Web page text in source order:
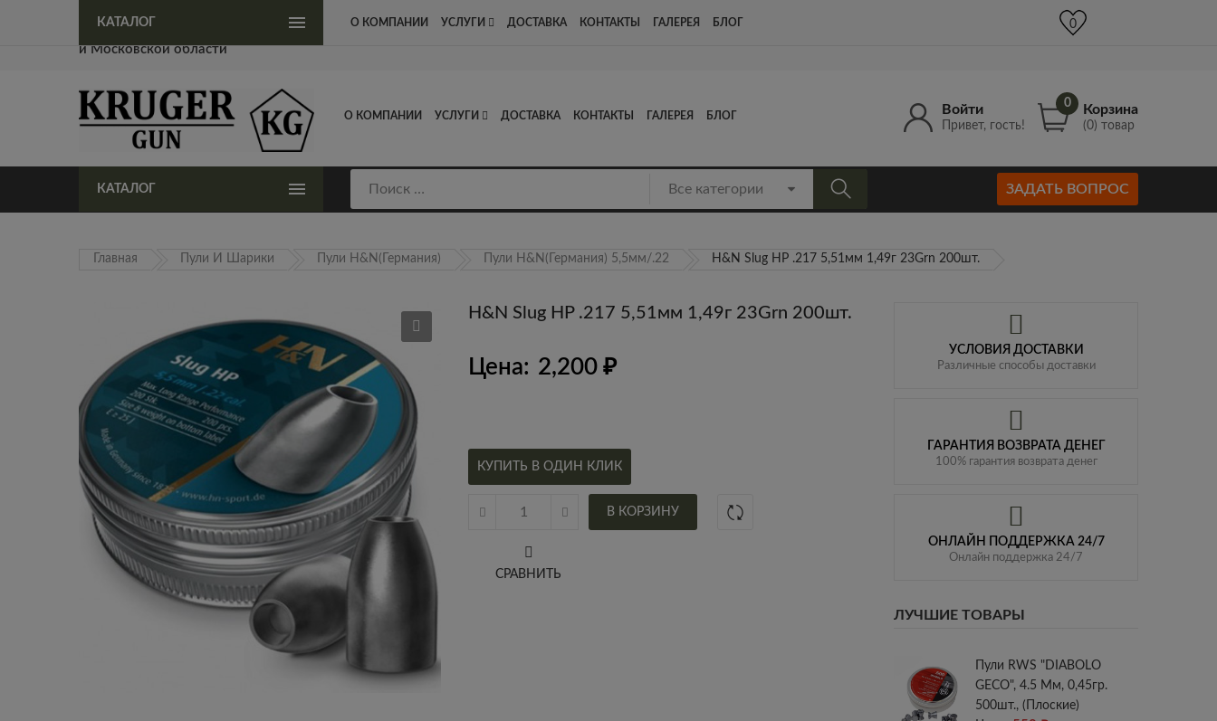
Официальный представитель KrugerGun в Москве
и Московской области
Адрес: Люберцы, Котельнический проезд д13, стр1, офис 8 info@Kruger-Gun.ru
Войти
Привет, гость!
0 Корзина
(0) товар
О КОМПАНИИ УСЛУГИ ДОСТАВКА КОНТАКТЫ ГАЛЕРЕЯ БЛОГ
КАТАЛОГ ЗАДАТЬ ВОПРОС
КАТАЛОГ О КОМПАНИИ УСЛУГИ ДОСТАВКА КОНТАКТЫ ГАЛЕРЕЯ БЛОГ 0
Главная Пули И Шарики Пули H&N(Германия) Пули H&N(Германия) 5,5мм/.22 H&N Slug HP .217 5,51мм 1,49г 23Grn 200шт.
H&N Slug HP .217 5,51мм 1,49г 23Grn 200шт.
Цена: 2,200 ₽
КУПИТЬ В ОДИН КЛИК
В КОРЗИНУ
СРАВНИТЬ
УСЛОВИЯ ДОСТАВКИ
Различные способы доставки
ГАРАНТИЯ ВОЗВРАТА ДЕНЕГ
100% гарантия возврата денег
ОНЛАЙН ПОДДЕРЖКА 24/7
Онлайн поддержка 24/7
ЛУЧШИЕ ТОВАРЫ
Пули RWS "DIABOLO
GECO", 4.5 Мм, 0,45гр.
500шт., (плоские)